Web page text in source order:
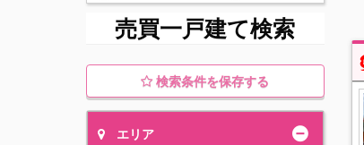
売買一戸建て検索
検索条件を保存する
エリア